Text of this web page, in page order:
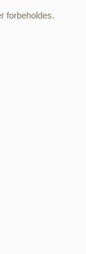
forbeholdes.